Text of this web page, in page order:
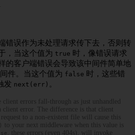
错误作为未处理请求传下去，否则转
，当这个值为 true 时，像错误请求
的客户端错误会导致该中间件简单地
件。当这个值为 false 时，这些错
发 next(err) 。
client errors fall-through as just unhandled
client error. The difference is that client
to a non-existent file will cause this
to your next middleware when this value is
, these errors (even 404s), will invoke